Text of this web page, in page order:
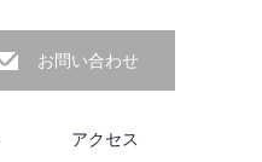
お問い合わせ
アクセス